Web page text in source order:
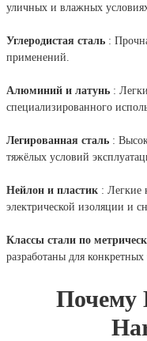
уличных и влажных
Углеродистая сталь :
применений.
Алюминий и латунь :
специализированного
Легированная сталь :
тяжёлых условий
Нейлон и пластик : Легкие
электрической изоляции и
Классы стали по
разработаны для конкретных
Почему